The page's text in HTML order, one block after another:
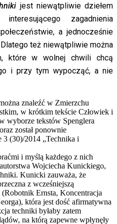
jest niewątpliwie dziełem
interesującego zagadnienia
a jednocześnie
też niewątpliwie można
które w wolnej chwili chcą
i przy tym wypocząć, a nie
znaleźć w Zmierzchu
w krótkim tekście Człowiek i
wyborze tekstów Spenglera
został ponownie
(30)/2014 „Technika i
i myślą każdego z nich
Wojciecha Kunickiego,
Kunicki zauważa, że
z wcześniejszą
Ernsta, Koncentracja
która jest dość afirmatywna
techniki byłaby zatem
na którą zapewne wpłynęły